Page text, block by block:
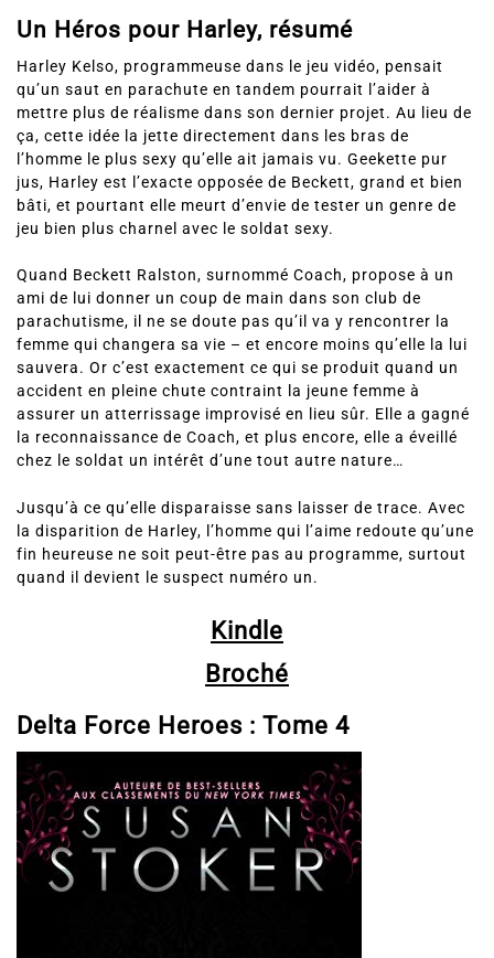
Un Héros pour Harley, résumé
qu’un saut en parachute en tandem pourrait l’aider à
mettre plus de réalisme dans son dernier projet. Au lieu de
ça, cette idée la jette directement dans les bras de
l’homme le plus sexy qu’elle ait jamais vu. Geekette pur
jus, Harley est l’exacte opposée de Beckett, grand et bien
bâti, et pourtant elle meurt d’envie de tester un genre de
jeu bien plus charnel avec le soldat sexy.
ami de lui donner un coup de main dans son club de
parachutisme, il ne se doute pas qu’il va y rencontrer la
femme qui changera sa vie – et encore moins qu’elle la lui
sauvera. Or c’est exactement ce qui se produit quand un
accident en pleine chute contraint la jeune femme à
assurer un atterrissage improvisé en lieu sûr. Elle a gagné
la reconnaissance de Coach, et plus encore, elle a éveillé
chez le soldat un intérêt d’une tout autre nature…
la disparition de Harley, l’homme qui l’aime redoute qu’une
fin heureuse ne soit peut-être pas au programme, surtout
quand il devient le suspect numéro un.
Kindle
Broché
Delta Force Heroes : Tome 4